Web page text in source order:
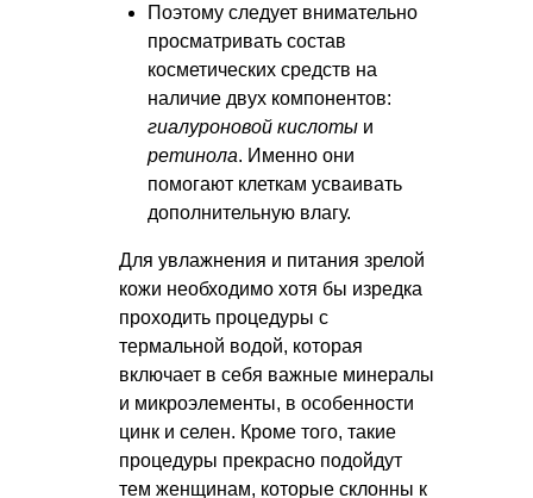
Поэтому следует внимательно
просматривать состав
косметических средств на
наличие двух компонентов:
гиалуроновой кислоты и
ретинола. Именно они
помогают клеткам усваивать
дополнительную влагу.
Для увлажнения и питания зрелой
кожи необходимо хотя бы изредка
проходить процедуры с
термальной водой, которая
включает в себя важные минералы
и микроэлементы, в особенности
цинк и селен. Кроме того, такие
процедуры прекрасно подойдут
тем женщинам, которые склонны к